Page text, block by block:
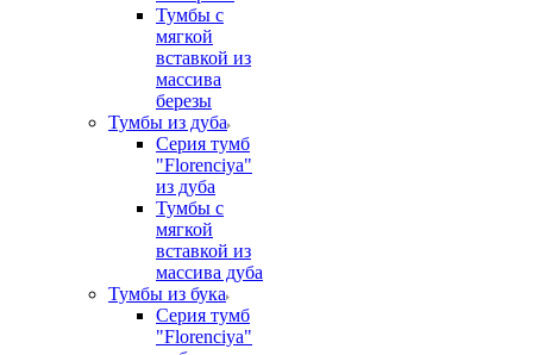
Тумбы с
мягкой
вставкой из
массива
березы
Тумбы из дуба
Серия тумб
"Florenciya"
из дуба
Тумбы с
мягкой
вставкой из
массива дуба
Тумбы из бука
Серия тумб
"Florenciya"